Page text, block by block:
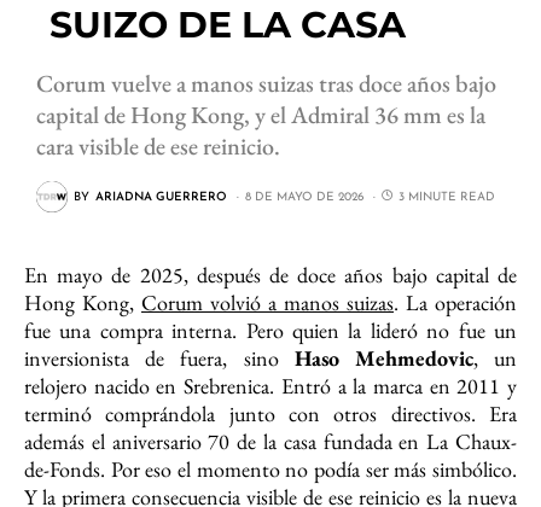
SUIZO DE LA CASA
Corum vuelve a manos suizas tras doce años bajo
capital de Hong Kong, y el Admiral 36 mm es la
cara visible de ese reinicio.
BY ARIADNA GUERRERO 8 DE MAYO DE 2026 3 MINUTE READ
En mayo de 2025, después de doce años bajo capital de
Hong Kong, Corum volvió a manos suizas. La operación
fue una compra interna. Pero quien la lideró no fue un
inversionista de fuera, sino Haso Mehmedovic, un
relojero nacido en Srebrenica. Entró a la marca en 2011 y
terminó comprándola junto con otros directivos. Era
además el aniversario 70 de la casa fundada en La Chaux-
de-Fonds. Por eso el momento no podía ser más simbólico.
Y la primera consecuencia visible de ese reinicio es la nueva